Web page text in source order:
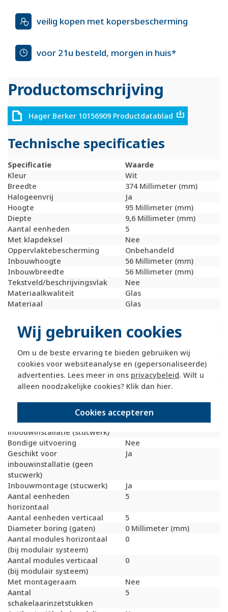
Wij gebruiken cookies
Om u de beste ervaring te bieden gebruiken wij
cookies voor websiteanalyse en (gepersonaliseerde)
advertenties. Lees meer in ons privacybeleid. Wilt u
alleen noodzakelijke cookies? Klik dan hier.
Cookies accepteren
veilig kopen met kopersbescherming
voor 21u besteld, morgen in huis*
Productomschrijving
Hager Berker 10156909 Productdatablad
Technische specificaties
Specificatie
Waarde
Kleur
Wit
Breedte
374 Millimeter (mm)
Halogeenvrij
Ja
Hoogte
95 Millimeter (mm)
Diepte
9,6 Millimeter (mm)
Aantal eenheden
5
Met klapdeksel
Nee
Oppervlaktebescherming
Onbehandeld
Inbouwhoogte
56 Millimeter (mm)
Inbouwbreedte
56 Millimeter (mm)
Tekstveld/beschrijvingsvlak
Nee
Materiaalkwaliteit
Glas
Materiaal
Glas
Montagerichting
Horizontaal en
verticaal
Slagvastheid
IK02
Beschermingsgraad (IP)
IP20
Geschikt voor vloerpot
Nee
Transparant
Nee
Uitvoering oppervlakte
Glanzend
Geschikt voor wandgoot
Ja
Geschikt voor
inbouwinstallatie (stucwerk)
Ja
Bondige uitvoering
Nee
Geschikt voor
inbouwinstallatie (geen
stucwerk)
Ja
Inbouwmontage (stucwerk)
Ja
Aantal eenheden
horizontaal
5
Aantal eenheden verticaal
5
Diameter boring (gaten)
0 Millimeter (mm)
Aantal modules horizontaal
(bij modulair systeem)
0
Aantal modules verticaal
(bij modulair systeem)
0
Met montageraam
Nee
Aantal
schakelaarinzetstukken
5